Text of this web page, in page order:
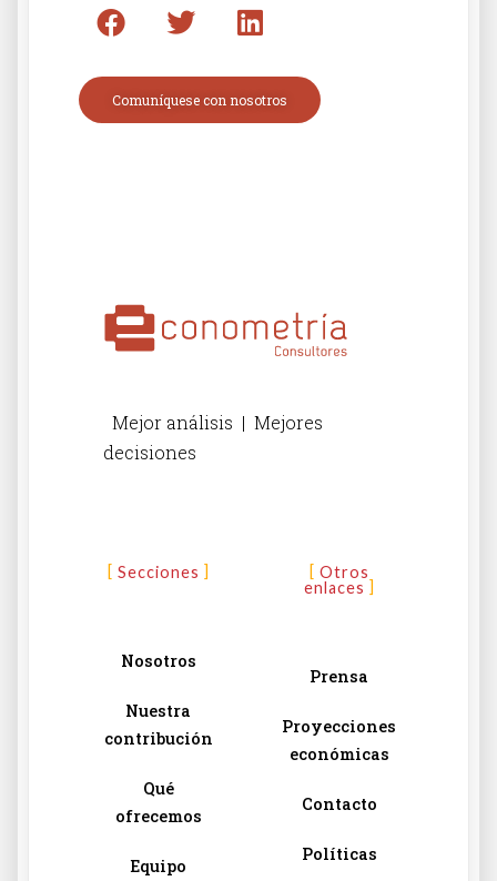
Comuníquese con nosotros
Mejor análisis | Mejores
decisiones
Secciones
Nosotros
Nuestra
contribución
Qué
ofrecemos
Equipo
Otros
enlaces
Prensa
Proyecciones
económicas
Contacto
Políticas